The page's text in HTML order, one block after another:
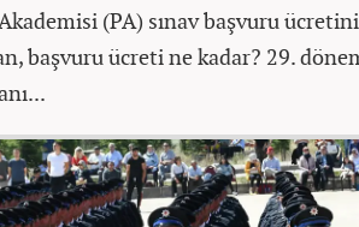
(PA) sınav başvuru ücretini
başvuru ücreti ne kadar? 29.